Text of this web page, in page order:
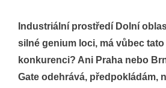
Industriální prostředí Dolní
silné genium loci, má vůbec
konkurenci? Ani Praha nebo
Gate odehrává, předpokládám,